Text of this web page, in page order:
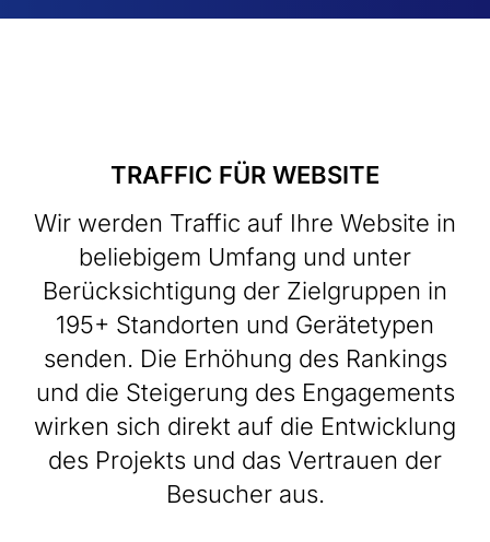
TRAFFIC FÜR WEBSITE
Wir werden Traffic auf Ihre Website in
beliebigem Umfang und unter
Berücksichtigung der Zielgruppen in
195+ Standorten und Gerätetypen
senden. Die Erhöhung des Rankings
und die Steigerung des Engagements
wirken sich direkt auf die Entwicklung
des Projekts und das Vertrauen der
Besucher aus.